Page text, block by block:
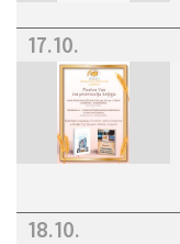
17.10.
18.10.